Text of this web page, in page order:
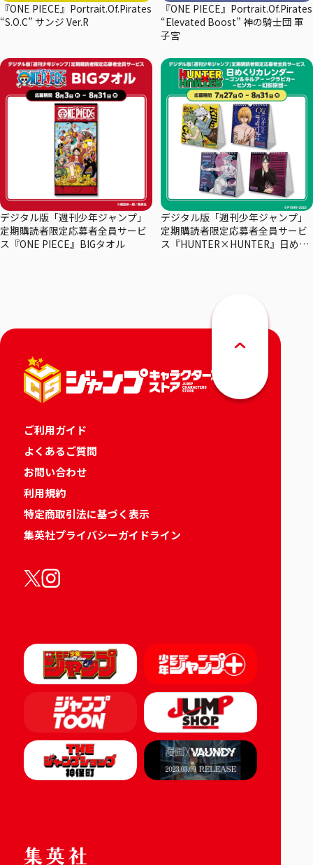
『ONE PIECE』Portrait.Of.Pirates
“S.O.C” サンジ Ver.R
『ONE PIECE』Portrait.Of.Pirates
“Elevated Boost” 神の騎士団 軍
子宮
デジタル版「週刊少年ジャンプ」
定期購読者限定応募者全員サービ
ス『ONE PIECE』BIGタオル
デジタル版「週刊少年ジャンプ」
定期購読者限定応募者全員サービ
ス『HUNTER×HUNTER』日めく
ご利用ガイド
よくあるご質問
お問い合わせ
利用規約
特定商取引法に基づく表示
集英社プライバシーガイドライン